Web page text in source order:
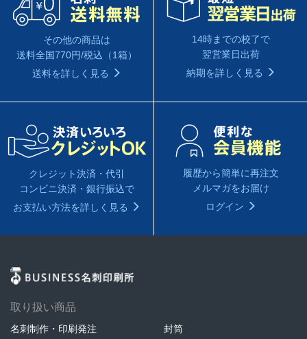
その他の商品は
送料全国770円/税込（1箱）
送料を詳しく見る
14時までの校了で
翌営業日出荷
納期を詳しく見る
クレジット決済・代引
コンビニ決済・銀行振込で
お支払い方法を詳しく見る
履歴から簡単に再注文
メルマガをお届け
ログイン
取り扱い商品
名刺制作・印刷発注
封筒